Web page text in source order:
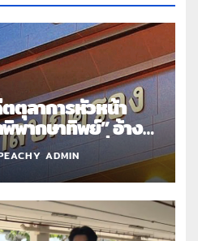
ตุลาการหัวหน้า
พากษาทิพย์” อ้าง
มย้อนหลัง ยื่นฟ้อง
ฯ-จี้ประธานศาล
วินัยร้ายแรง รอง
ADMIN